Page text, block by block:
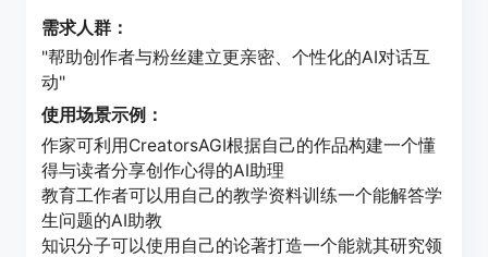
需求人群：
"帮助创作者与粉丝建立更亲密、个性化的AI对话互
动"
使用场景示例：
作家可利用CreatorsAGI根据自己的作品构建一个懂
得与读者分享创作心得的AI助理
教育工作者可以用自己的教学资料训练一个能解答学
生问题的AI助教
知识分子可以使用自己的论著打造一个能就其研究领